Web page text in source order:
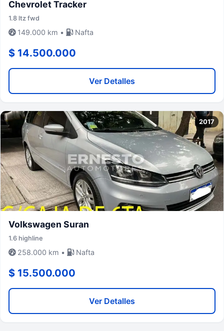
Chevrolet Tracker
1.8 ltz fwd
149.000 km • Nafta
$ 14.500.000
Ver Detalles
2017
Volkswagen Suran
1.6 highline
258.000 km • Nafta
$ 15.500.000
Ver Detalles